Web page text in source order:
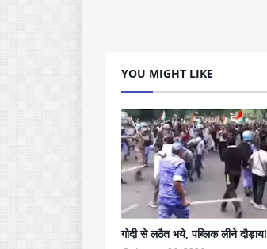
YOU MIGHT LIKE
गोदी से लठैत भये, पब्लिक लीने दौड़ाय!